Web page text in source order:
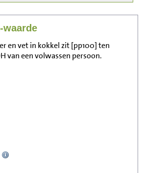
waarde
en vet in kokkel zit [pp100] ten
van een volwassen persoon.